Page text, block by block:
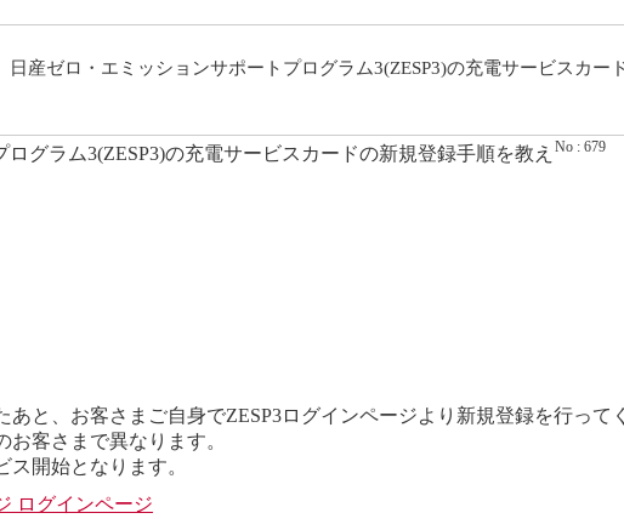
日産ゼロ・エミッションサポートプログラム3(ZESP3)の充電サービスカー
No : 679
グラム3(ZESP3)の充電サービスカードの新規登録手順を教え
と、お客さまご自身でZESP3ログインページより新規登録を行って
客さまで異なります。
開始となります。
ログインページ